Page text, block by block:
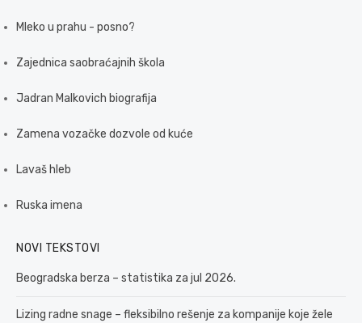
Mleko u prahu - posno?
Zajednica saobraćajnih škola
Jadran Malkovich biografija
Zamena vozačke dozvole od kuće
Lavaš hleb
Ruska imena
NOVI TEKSTOVI
Beogradska berza – statistika za jul 2026.
Lizing radne snage – fleksibilno rešenje za kompanije koje žele